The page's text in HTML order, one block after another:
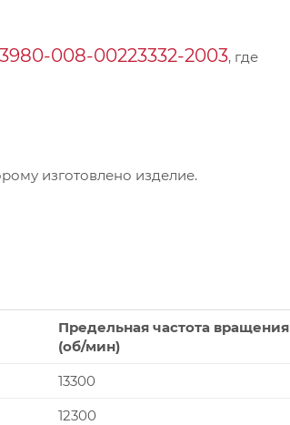
008-00223332-2003, где
изготовлено изделие.
Предельная частота вращения
(об/мин)
13300
12300